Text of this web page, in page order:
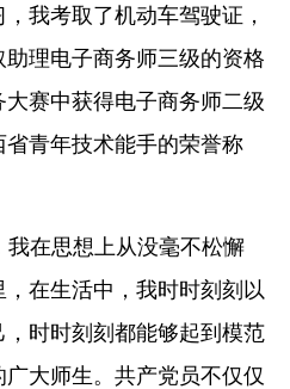
我考取了机动车驾驶证，
理电子商务师三级的资格
赛中获得电子商务师二级
青年技术能手的荣誉称
在思想上从没毫不松懈
在生活中，我时时刻刻以
时时刻刻都能够起到模范
大师生。共产党员不仅仅